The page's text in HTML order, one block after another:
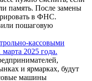
память. После замены
в ФНС.
пошаговую
кассовыми
2025 года.
и ярмарках, будут
машины